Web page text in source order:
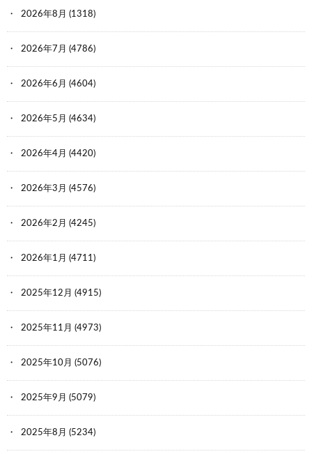
2026年8月 (1318)
2026年7月 (4786)
2026年6月 (4604)
2026年5月 (4634)
2026年4月 (4420)
2026年3月 (4576)
2026年2月 (4245)
2026年1月 (4711)
2025年12月 (4915)
2025年11月 (4973)
2025年10月 (5076)
2025年9月 (5079)
2025年8月 (5234)